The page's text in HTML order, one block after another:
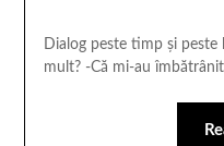
Dialog peste timp și peste
mult? -Că mi-au